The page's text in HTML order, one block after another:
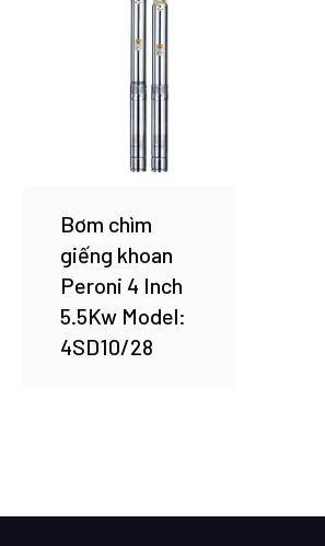
Bơm chìm
giếng khoan
Peroni 4 Inch
5.5Kw Model:
4SD10/28